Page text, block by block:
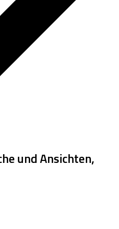
und Ansichten,